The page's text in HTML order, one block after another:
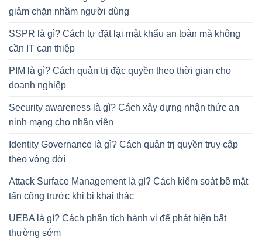
giảm chặn nhầm người dùng
SSPR là gì? Cách tự đặt lại mật khẩu an toàn mà không
cần IT can thiệp
PIM là gì? Cách quản trị đặc quyền theo thời gian cho
doanh nghiệp
Security awareness là gì? Cách xây dựng nhận thức an
ninh mạng cho nhân viên
Identity Governance là gì? Cách quản trị quyền truy cập
theo vòng đời
Attack Surface Management là gì? Cách kiểm soát bề mặt
tấn công trước khi bị khai thác
UEBA là gì? Cách phân tích hành vi để phát hiện bất
thường sớm